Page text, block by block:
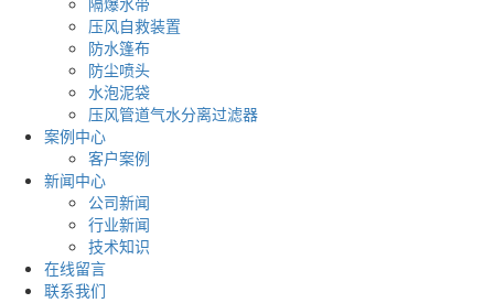
压风自救装置
防水篷布
防尘喷头
水泡泥袋
压风管道气水分离过滤器
案例中心
客户案例
新闻中心
公司新闻
行业新闻
技术知识
在线留言
联系我们